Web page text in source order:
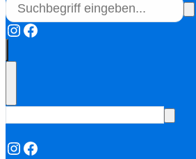
Instagram
Facebook
Instagram
Facebook